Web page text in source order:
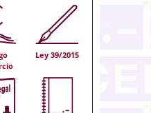
Ley 39/2015